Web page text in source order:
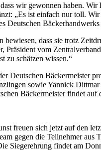
wir gewonnen haben.
„Es ist einfach nur toll.
Deutschen
bewiesen, dass sie trotz
Präsident vom
zu schätzen wissen.“
Deutschen Bäckermeister
sowie Yannick
Bäckermeister findet auf
freuen sich jetzt auf den
gegen die Teilnehmer
Siegerehrung findet am